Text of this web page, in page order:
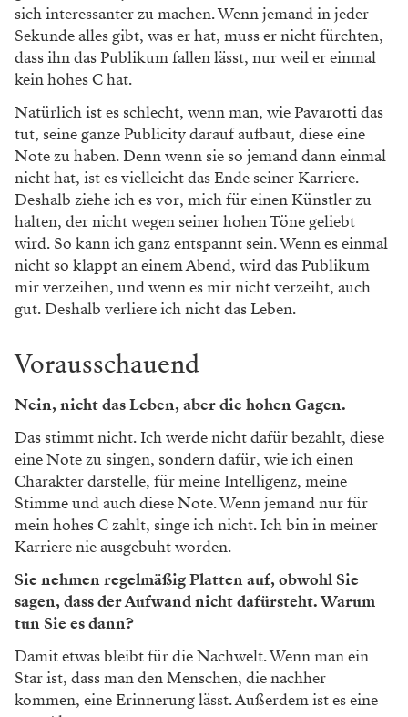
sich interessanter zu machen. Wenn jemand in jeder
Sekunde alles gibt, was er hat, muss er nicht fürchten,
dass ihn das Publikum fallen lässt, nur weil er einmal
kein hohes C hat.
Natürlich ist es schlecht, wenn man, wie Pavarotti das
tut, seine ganze Publicity darauf aufbaut, diese eine
Note zu haben. Denn wenn sie so jemand dann einmal
nicht hat, ist es vielleicht das Ende seiner Karriere.
Deshalb ziehe ich es vor, mich für einen Künstler zu
halten, der nicht wegen seiner hohen Töne geliebt
wird. So kann ich ganz entspannt sein. Wenn es einmal
nicht so klappt an einem Abend, wird das Publikum
mir verzeihen, und wenn es mir nicht verzeiht, auch
gut. Deshalb verliere ich nicht das Leben.
Vorausschauend
Nein, nicht das Leben, aber die hohen Gagen.
Das stimmt nicht. Ich werde nicht dafür bezahlt, diese
eine Note zu singen, sondern dafür, wie ich einen
Charakter darstelle, für meine Intelligenz, meine
Stimme und auch diese Note. Wenn jemand nur für
mein hohes C zahlt, singe ich nicht. Ich bin in meiner
Karriere nie ausgebuht worden.
Sie nehmen regelmäßig Platten auf, obwohl Sie
sagen, dass der Aufwand nicht dafürsteht. Warum
tun Sie es dann?
Damit etwas bleibt für die Nachwelt. Wenn man ein
Star ist, dass man den Menschen, die nachher
kommen, eine Erinnerung lässt. Außerdem ist es eine